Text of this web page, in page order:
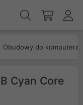
Obudowy do komputera
Cyan Core